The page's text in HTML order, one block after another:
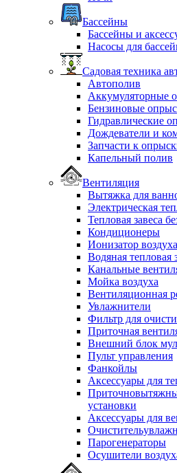
Бассейны
Бассейны и
Насосы для
Садовая техника
Автополив
Аккумуляторные
Бензиновые
Гидравлические
Дождеватели и
Запчасти к
Капельный полив
Вентиляция
Вытяжка для
Электрическая
Тепловая завеса
Кондиционеры
Ионизатор воздуха
Водяная тепловая
Канальные
Мойка воздуха
Вентиляционная
Увлажнители
Фильтр для
Приточная
Внешний блок
Пульт управления
Фанкойлы
Аксессуары для
установки
Аксессуары для
Парогенераторы
Осушители